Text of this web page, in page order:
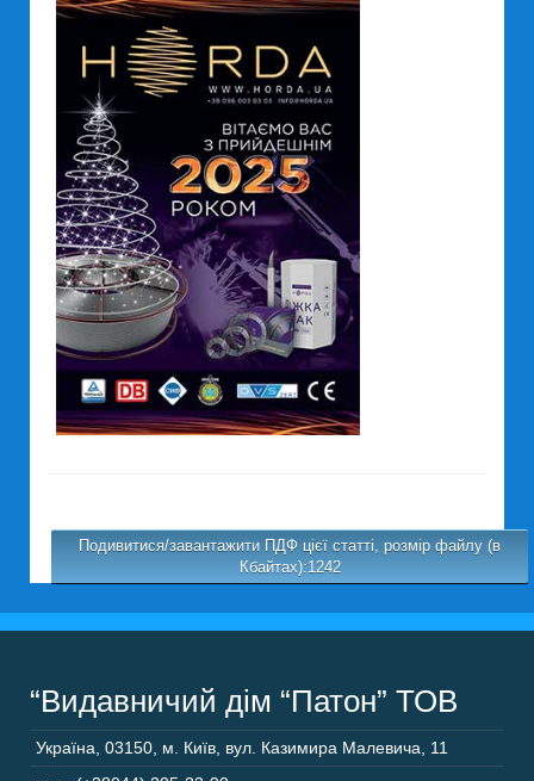
Подивитися/завантажити ПДФ цієї статті, розмір файлу (в
Кбайтах):1242
“Видавничий дім “Патон” ТОВ
Україна 03150 м. Київ, вул. Казимира Малевича, 11